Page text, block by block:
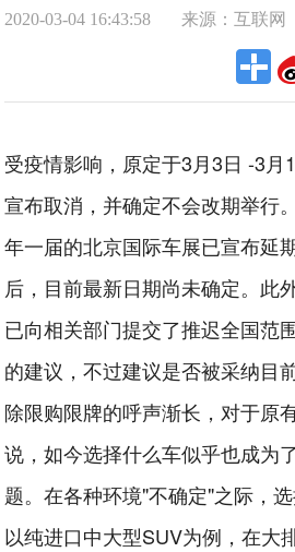
Jeep大切诺基享深
2020-03-04 16:43:58 来源：互联网
受疫情影响，原定于3月3日 -3月
宣布取消，并确定不会改期举行
年一届的北京国际车展已宣布延
后，目前最新日期尚未确定。此
已向相关部门提交了推迟全国范
的建议，不过建议是否被采纳目
除限购限牌的呼声渐长，对于原
说，如今选择什么车似乎也成为
题。在各种环境"不确定"之际，选
以纯进口中大型SUV为例，在大